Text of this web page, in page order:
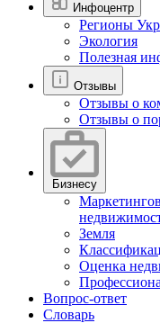
Инфоцентр
Регионы
Экология
Полезная
Отзывы
Отзывы о
Отзывы о
Бизнесу
Земля
Оценка
Вопрос-ответ
Словарь